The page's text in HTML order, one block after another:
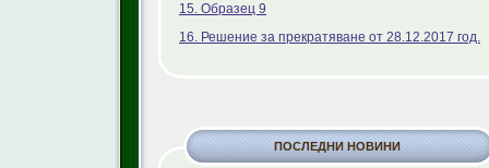
15. Образец 9
16. Решение за прекратяване от 28.12.2017 год.
ПОСЛЕДНИ НОВИНИ